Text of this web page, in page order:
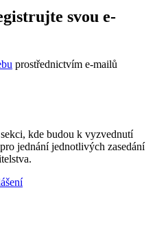
svou e-
prostřednictvím e-mailů
kde budou k vyzvednutí
jednání jednotlivých zasedání